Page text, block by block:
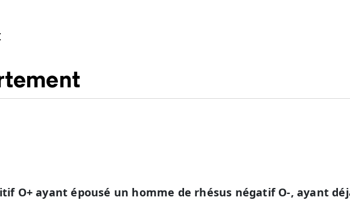
O+ ayant épousé un homme de rhésus négatif O-, ayant